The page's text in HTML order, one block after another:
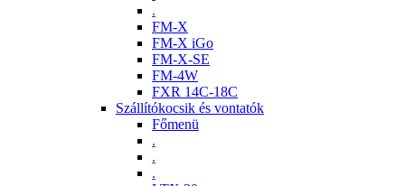
.
FM-X
FM-X iGo
FM-X-SE
FM-4W
FXR 14C-18C
Szállítókocsik és vontatók
Főmenü
.
.
.